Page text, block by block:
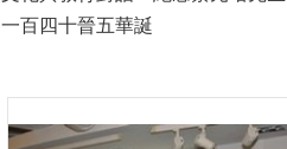
一百四十晉五華誕